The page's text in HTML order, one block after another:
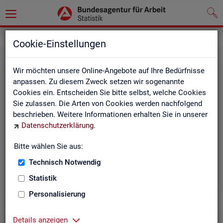
Cookie-Einstellungen
Wir möchten unsere Online-Angebote auf Ihre Bedürfnisse
anpassen. Zu diesem Zweck setzen wir sogenannte
Cookies ein. Entscheiden Sie bitte selbst, welche Cookies
Sie zulassen. Die Arten von Cookies werden nachfolgend
beschrieben. Weitere Informationen erhalten Sie in unserer
Datenschutzerklärung.
Bitte wählen Sie aus:
Technisch Notwendig
Statistik
Personalisierung
Details anzeigen
Me­tho­di­sche Hin­wei­se
Hintergrundinformationen und methodische Hinweise
zu den Fachstatistiken und weiteren Themen, z. B. zur